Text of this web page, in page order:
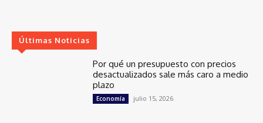
Últimas Noticias
Por qué un presupuesto con precios
desactualizados sale más caro a medio
plazo
Economía julio 15, 2026